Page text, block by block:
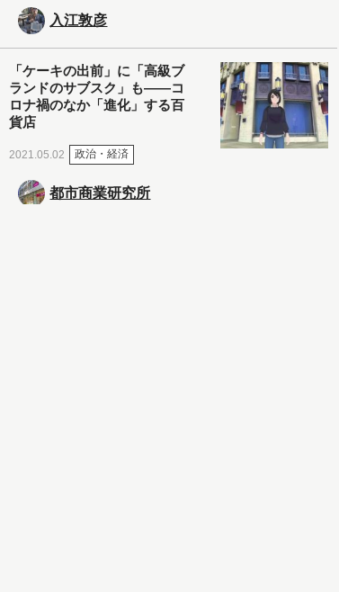
入江敦彦
「ケーキの出前」に「高級ブ
ランドのサブスク」も――コ
ロナ禍のなか「進化」する百
貨店
2021.05.02 政治・経済
都市商業研究所